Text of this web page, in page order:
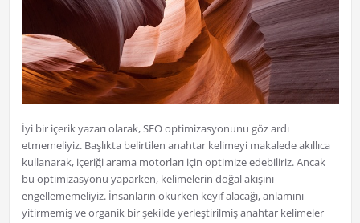
İyi bir içerik yazarı olarak, SEO optimizasyonunu göz ardı
etmemeliyiz. Başlıkta belirtilen anahtar kelimeyi makalede akıllıca
kullanarak, içeriği arama motorları için optimize edebiliriz. Ancak
bu optimizasyonu yaparken, kelimelerin doğal akışını
engellememeliyiz. İnsanların okurken keyif alacağı, anlamını
yitirmemiş ve organik bir şekilde yerleştirilmiş anahtar kelimeler